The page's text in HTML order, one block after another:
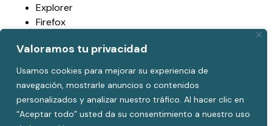
Valoramos tu privacidad
Usamos cookies para mejorar su experiencia de
navegación, mostrarle anuncios o contenidos
personalizados y analizar nuestro tráfico. Al hacer clic en
“Aceptar todo” usted da su consentimiento a nuestro uso
Explorer
Firefox
puede contactar conMaría Hoyo Doblas
info@bedermbeautycenter.es